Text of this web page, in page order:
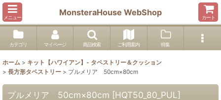
メニュー
MonsteraHouse WebShop
カート
カテゴリ マイページ 商品検索 ご利用案内 特集
ホーム > キット【ハワイアン】- タペストリー＆クッション
> 長方形タペストリー > プルメリア 50cm×80cm
プルメリア 50cm×80cm [HQT50_80_PUL]